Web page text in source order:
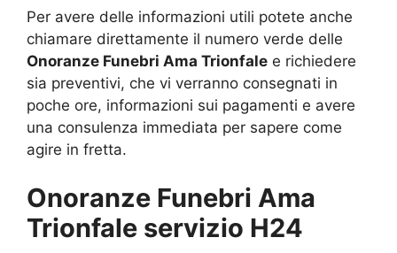
Per avere delle informazioni utili potete anche
chiamare direttamente il numero verde delle
Onoranze Funebri Ama Trionfale e richiedere
sia preventivi, che vi verranno consegnati in
poche ore, informazioni sui pagamenti e avere
una consulenza immediata per sapere come
agire in fretta.
Onoranze Funebri Ama
Trionfale servizio H24